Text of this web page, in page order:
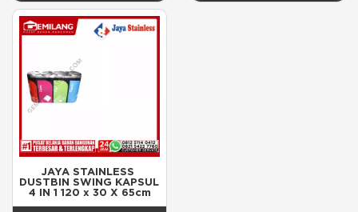
JAYA STAINLESS
DUSTBIN SWING KAPSUL
4 IN 1 120 x 30 X 65cm